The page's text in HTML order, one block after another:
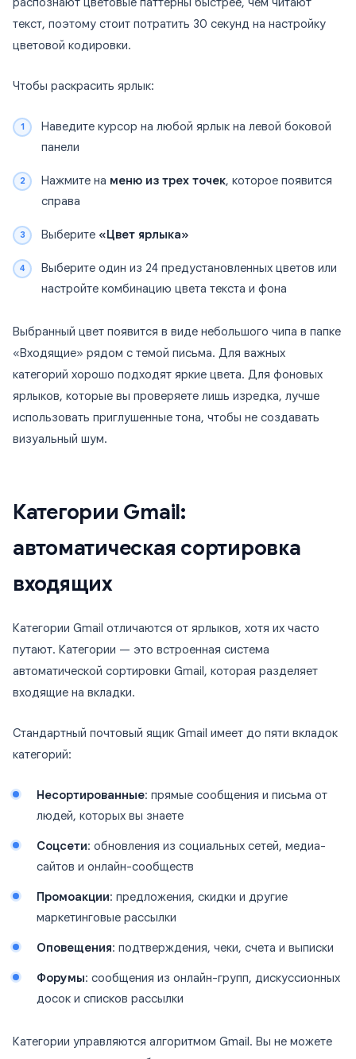
текст, поэтому стоит потратить 30 секунд на настройку
цветовой кодировки.
Чтобы раскрасить ярлык:
Наведите курсор на любой ярлык на левой боковой
панели
Нажмите на меню из трех точек, которое появится
справа
Выберите «Цвет ярлыка»
Выберите один из 24 предустановленных цветов или
настройте комбинацию цвета текста и фона
Выбранный цвет появится в виде небольшого чипа в папке
«Входящие» рядом с темой письма. Для важных
категорий хорошо подходят яркие цвета. Для фоновых
ярлыков, которые вы проверяете лишь изредка, лучше
использовать приглушенные тона, чтобы не создавать
визуальный шум.
Категории Gmail:
автоматическая сортировка
входящих
Категории Gmail отличаются от ярлыков, хотя их часто
путают. Категории — это встроенная система
автоматической сортировки Gmail, которая разделяет
входящие на вкладки.
Стандартный почтовый ящик Gmail имеет до пяти вкладок
категорий:
Несортированные: прямые сообщения и письма от
людей, которых вы знаете
Соцсети: обновления из социальных сетей, медиа-
сайтов и онлайн-сообществ
Промоакции: предложения, скидки и другие
маркетинговые рассылки
Оповещения: подтверждения, чеки, счета и выписки
Форумы: сообщения из онлайн-групп, дискуссионных
досок и списков рассылки
Категории управляются алгоритмом Gmail. Вы не можете